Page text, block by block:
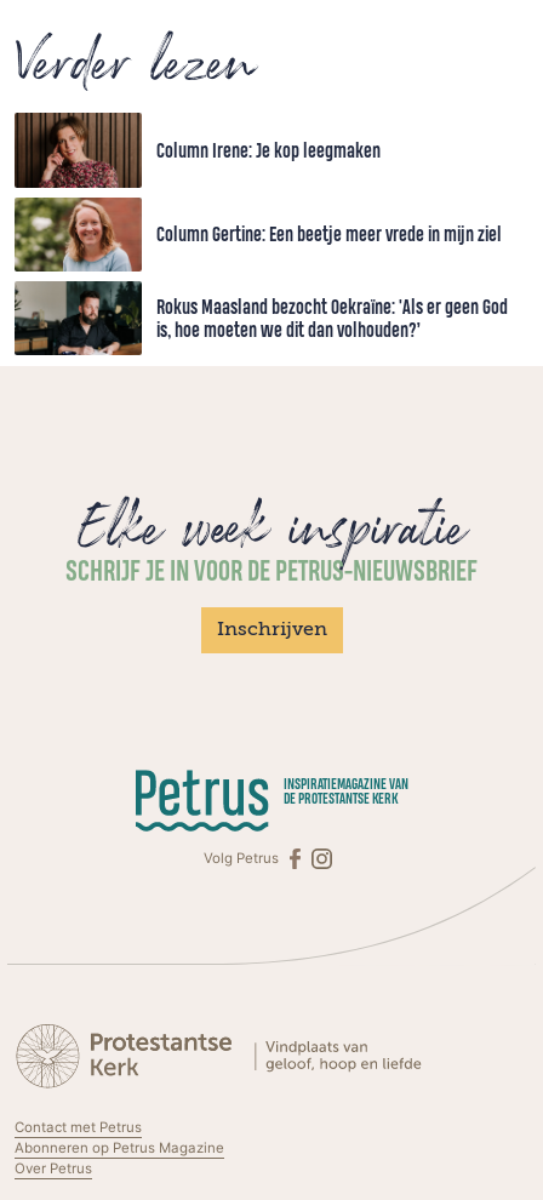
Verder lezen
Column Irene: Je kop leegmaken
Column Gertine: Een beetje meer vrede in mijn ziel
Rokus Maasland bezocht Oekraïne: 'Als er geen God
is, hoe moeten we dit dan volhouden?’
Elke week inspiratie
SCHRIJF JE IN VOOR DE PETRUS-NIEUWSBRIEF
Inschrijven
INSPIRATIEMAGAZINE VAN
DE PROTESTANTSE KERK
Volg Petrus
Contact met Petrus
Abonneren op Petrus Magazine
Over Petrus